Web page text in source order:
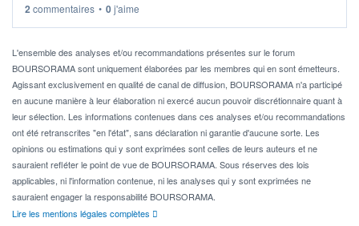
Idéalement, je voudrais qu'il soit éligible au PEA.
Pour l' ...
2 commentaires • 0j'aime
L'ensemble des analyses et/ou recommandations présentes sur le forum
BOURSORAMA sont uniquement élaborées par les membres qui en sont émetteurs.
Agissant exclusivement en qualité de canal de diffusion, BOURSORAMA n'a participé
en aucune manière à leur élaboration ni exercé aucun pouvoir discrétionnaire quant à
leur sélection. Les informations contenues dans ces analyses et/ou recommandations
ont été retranscrites "en l'état", sans déclaration ni garantie d'aucune sorte. Les
opinions ou estimations qui y sont exprimées sont celles de leurs auteurs et ne
sauraient refléter le point de vue de BOURSORAMA. Sous réserves des lois
applicables, ni l'information contenue, ni les analyses qui y sont exprimées ne
sauraient engager la responsabilité BOURSORAMA.
Lire les mentions légales complètes